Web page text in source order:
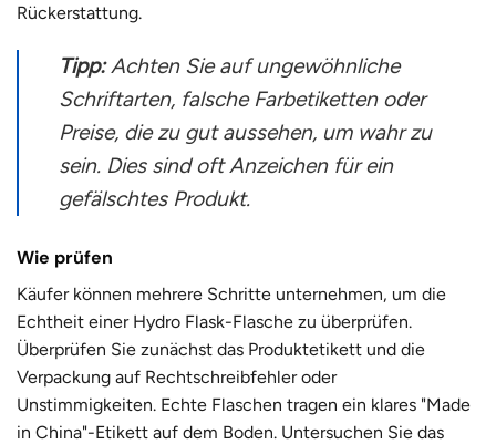
Rückerstattung.
Tipp:Achten Sie auf ungewöhnliche
Schriftarten, falsche Farbetiketten oder
Preise, die zu gut aussehen, um wahr zu
sein. Dies sind oft Anzeichen für ein
gefälschtes Produkt.
Wie prüfen
Käufer können mehrere Schritte unternehmen, um die
Echtheit einer Hydro Flask-Flasche zu überprüfen.
Überprüfen Sie zunächst das Produktetikett und die
Verpackung auf Rechtschreibfehler oder
Unstimmigkeiten. Echte Flaschen tragen ein klares "Made
in China"-Etikett auf dem Boden. Untersuchen Sie das